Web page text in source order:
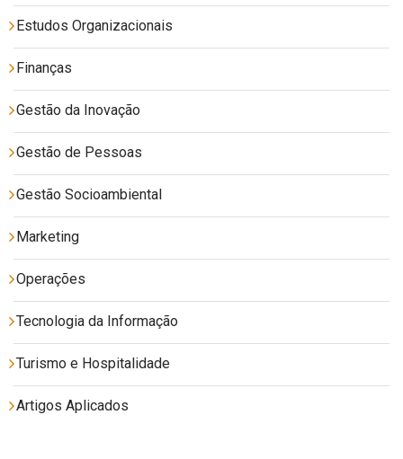
Estudos Organizacionais
Finanças
Gestão da Inovação
Gestão de Pessoas
Gestão Socioambiental
Marketing
Operações
Tecnologia da Informação
Turismo e Hospitalidade
Artigos Aplicados